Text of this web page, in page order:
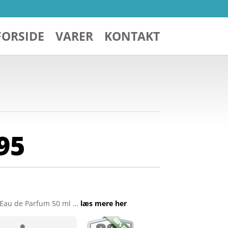
VARER KONTAKT
de Parfum 50 ml … læs mere her